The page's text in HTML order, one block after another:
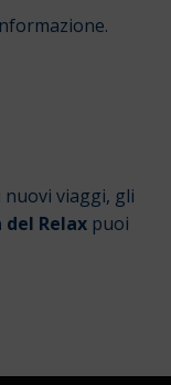
viaggi, gli
del Relax puoi